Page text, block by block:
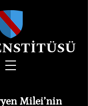
Milei’nin